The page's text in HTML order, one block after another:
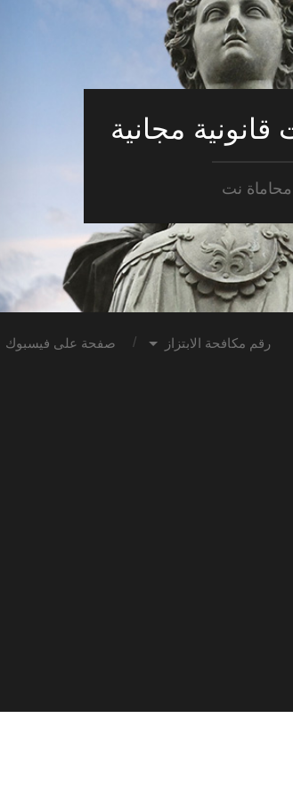
قانونية مجانية
محاماة نت
رقم مكافحة الابتزاز صفحة على فيسبوك